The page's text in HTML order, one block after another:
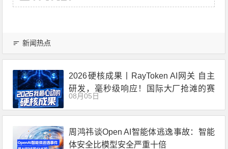
新闻热点
2026硬核成果丨RayToken AI网关 自主
研发，毫秒级响应！国际大厂抢滩的赛
道，中国企业已交出答卷
08月05日
周鸿祎谈Open AI智能体逃逸事故：智能
体安全比模型安全严重十倍